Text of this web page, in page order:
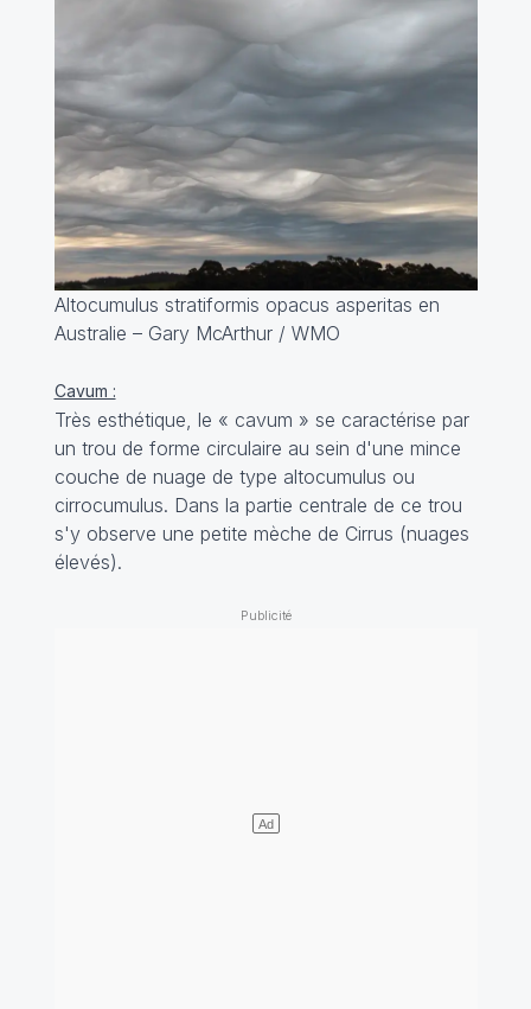
Altocumulus stratiformis opacus asperitas en
Australie – Gary McArthur / WMO
Cavum :
Très esthétique, le « cavum » se caractérise par
un trou de forme circulaire au sein d'une mince
couche de nuage de type altocumulus ou
cirrocumulus. Dans la partie centrale de ce trou
s'y observe une petite mèche de Cirrus (nuages
élevés).